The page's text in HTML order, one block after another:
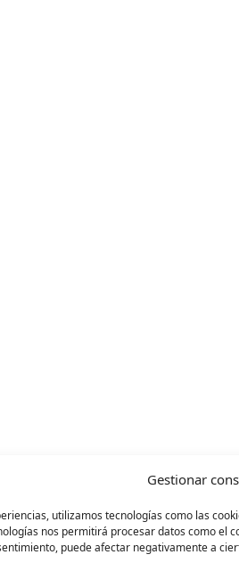
Gestionar
utilizamos tecnologías como las
nos permitirá procesar datos como el
puede afectar negativamente a